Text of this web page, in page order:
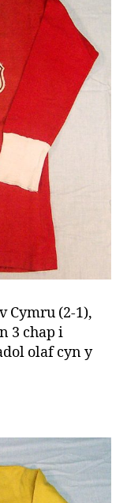
Cymru (2-1),
3 chap i
olaf cyn y